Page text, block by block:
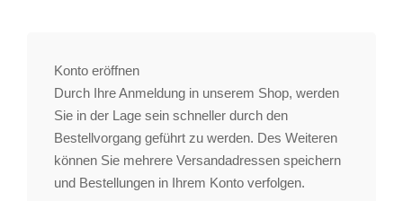
Konto eröffnen
Durch Ihre Anmeldung in unserem Shop, werden
Sie in der Lage sein schneller durch den
Bestellvorgang geführt zu werden. Des Weiteren
können Sie mehrere Versandadressen speichern
und Bestellungen in Ihrem Konto verfolgen.